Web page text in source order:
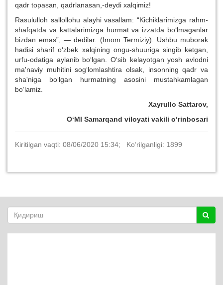
qadr topasan, qadrlanasan,-deydi xalqimiz!
Rasululloh sallollohu alayhi vasallam: “Kichiklarimizga rahm-
shafqatda va kattalarimizga hurmat va izzatda bo‘lmaganlar
bizdan emas”, — dedilar. (Imom Termiziy). Ushbu muborak
hadisi sharif o‘zbek xalqining ongu-shuuriga singib ketgan,
urfu-odatiga aylanib bo‘lgan. O‘sib kelayotgan yosh avlodni
ma'naviy muhitini sog‘lomlashtira olsak, insonning qadr va
sha'niga bo‘lgan hurmatning asosini mustahkamlagan
bo‘lamiz.
Xayrullo Sattarov,
O‘MI Samarqand viloyati vakili o‘rinbosari
Kiritilgan vaqti: 08/06/2020 15:34; Ko‘rilganligi: 1899